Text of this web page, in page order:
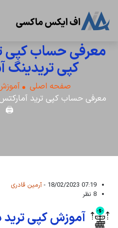
معرفی حساب کپی
کپی
صفحه اصلی
معرفی حساب کپی ترید
🖨️
07:19 18/02/2023 -
آرمین قادری
8 نظر
آموزش کپی ترید